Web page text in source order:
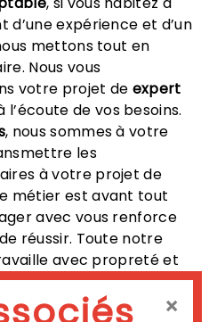
×
d’une expérience et d’un
mettons tout en
Nous vous
votre projet de expert
de vos besoins.
, nous sommes à votre
les
à votre projet de
métier est avant tout
avec vous renforce
réussir. Toute notre
avec propreté et